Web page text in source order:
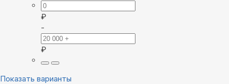
₽
-
₽
Показать варианты